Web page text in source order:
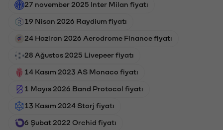
27 november 2025 Inter Milan fiyatı
19 Nisan 2026 Raydium fiyatı
24 Haziran 2026 Aerodrome Finance fiyatı
28 Ağustos 2025 Livepeer fiyatı
14 Kasım 2023 AS Monaco fiyatı
1 Mayıs 2026 Band Protocol fiyatı
13 Kasım 2024 Storj fiyatı
6 Şubat 2022 Orchid fiyatı